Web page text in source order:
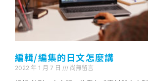
編輯/編集的日文怎麼講
2022 年 1 月 7 日 尚無留言